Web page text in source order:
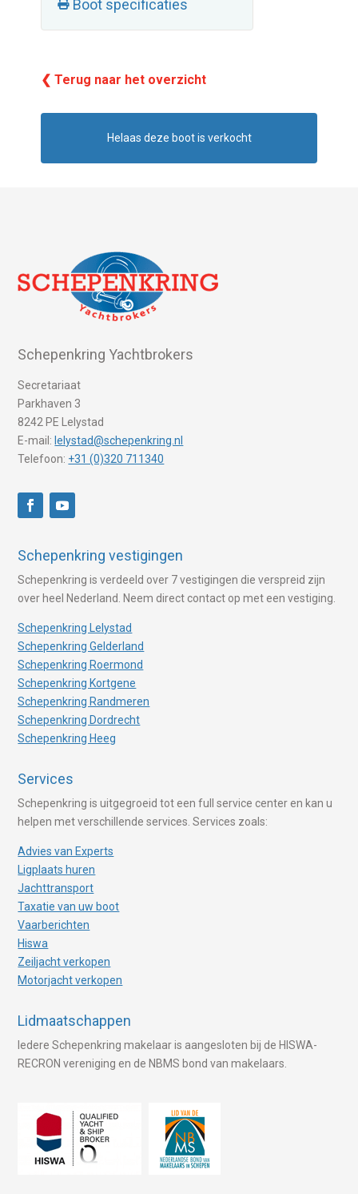
Boot specificaties
❮ Terug naar het overzicht
Helaas deze boot is verkocht
Schepenkring Yachtbrokers
Secretariaat
Parkhaven 3
8242 PE Lelystad
E-mail: lelystad@schepenkring.nl
Telefoon: +31 (0)320 711340
Schepenkring vestigingen
Schepenkring is verdeeld over 7 vestigingen die verspreid zijn
over heel Nederland. Neem direct contact op met een vestiging.
Schepenkring Lelystad
Schepenkring Gelderland
Schepenkring Roermond
Schepenkring Kortgene
Schepenkring Randmeren
Schepenkring Dordrecht
Schepenkring Heeg
Services
Schepenkring is uitgegroeid tot een full service center en kan u
helpen met verschillende services. Services zoals:
Advies van Experts
Ligplaats huren
Jachttransport
Taxatie van uw boot
Vaarberichten
Hiswa
Zeiljacht verkopen
Motorjacht verkopen
Lidmaatschappen
Iedere Schepenkring makelaar is aangesloten bij de HISWA-
RECRON vereniging en de NBMS bond van makelaars.